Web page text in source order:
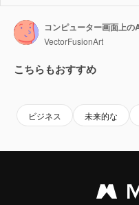
コンピューター画面上
VectorFusionArt
こちらもおすすめ
ビジネス 未来的な